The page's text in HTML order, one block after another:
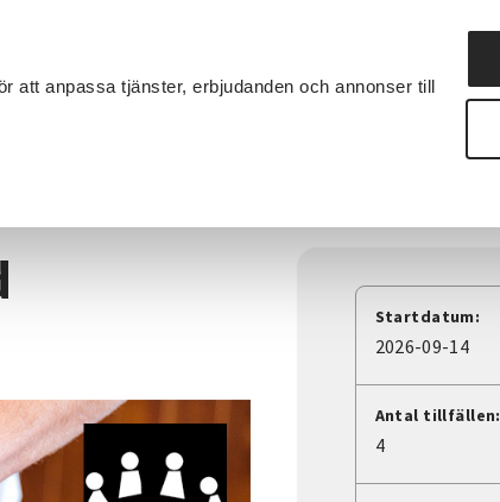
att anpassa tjänster, erbjudanden och annonser till
Startdatum:
2026-09-14
Antal tillfällen:
4